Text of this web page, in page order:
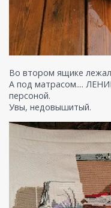
Во втором ящике
А под матрасом....
персоной.
Увы, недовышитый.